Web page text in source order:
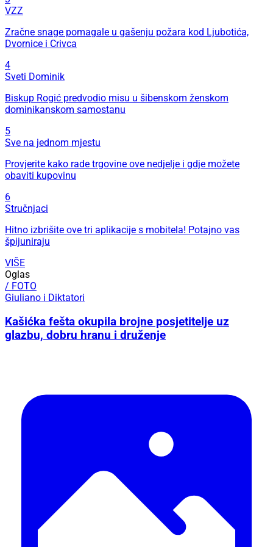
VZZ
Zračne snage pomagale u gašenju požara kod Ljubotića,
Dvornice i Crivca
4
Sveti Dominik
Biskup Rogić predvodio misu u šibenskom ženskom
dominikanskom samostanu
5
Sve na jednom mjestu
Provjerite kako rade trgovine ove nedjelje i gdje možete
obaviti kupovinu
6
Stručnjaci
Hitno izbrišite ove tri aplikacije s mobitela! Potajno vas
špijuniraju
VIŠE
Oglas
/ FOTO
Giuliano i Diktatori
Kašićka fešta okupila brojne posjetitelje uz
glazbu, dobru hranu i druženje